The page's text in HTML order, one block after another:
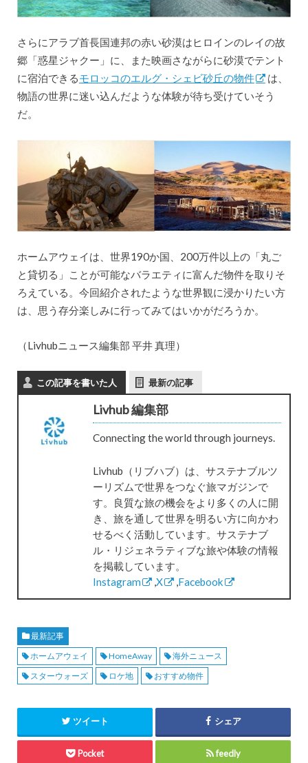
さらにアラブ首長国連邦の赤い砂漠はヒロインのレイの故
郷「惑星ジャクー」に、また映画さながらに砂漠でテント
に宿泊できるモロッコのエルグ・シェビ砂丘の物件
は、
物語の世界に迷い込んだような体験が待ち受けていそう
だ。
ホームアウェイは、世界190か国、200万件以上の「丸ご
と貸切る」ことが可能なバラエティに富んだ物件を取りそ
ろえている。今回紹介されたような世界観に浸かりたい方
は、思う存分楽しみに行ってみてはいかがだろうか。
（Livhubニュース編集部 平井 真理）
この記事を書いた人 最新の記事
Livhub 編集部
Connecting the world through journeys.
Livhub（リブハブ）は、サステナブルツ
ーリズムで世界をつなぐ旅マガジンで
す。良質な旅の機会をより多くの人に開
き、旅を通して世界を明るい方に向かわ
せるべく活動しています。サステナブ
ル・リジェネラティブな旅や体験の情報
を掲載しています。
Instagram
,X ,Facebook
最新記事
ホームアウェイ
HomeAway
海外ニュース
スターウォーズ
ロケ地 おすすめ物件
ツイート シェア
Pocket feedly